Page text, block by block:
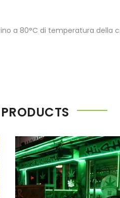
a 80°C di temperatura della